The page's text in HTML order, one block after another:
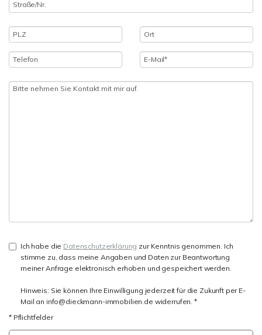
Ich habe die Datenschutzerklärung zur Kenntnis genommen. Ich
stimme zu, dass meine Angaben und Daten zur Beantwortung
meiner Anfrage elektronisch erhoben und gespeichert werden.
Hinweis: Sie können Ihre Einwilligung jederzeit für die Zukunft per E-
Mail an info@dieckmann-immobilien.de widerrufen. *
* Pflichtfelder